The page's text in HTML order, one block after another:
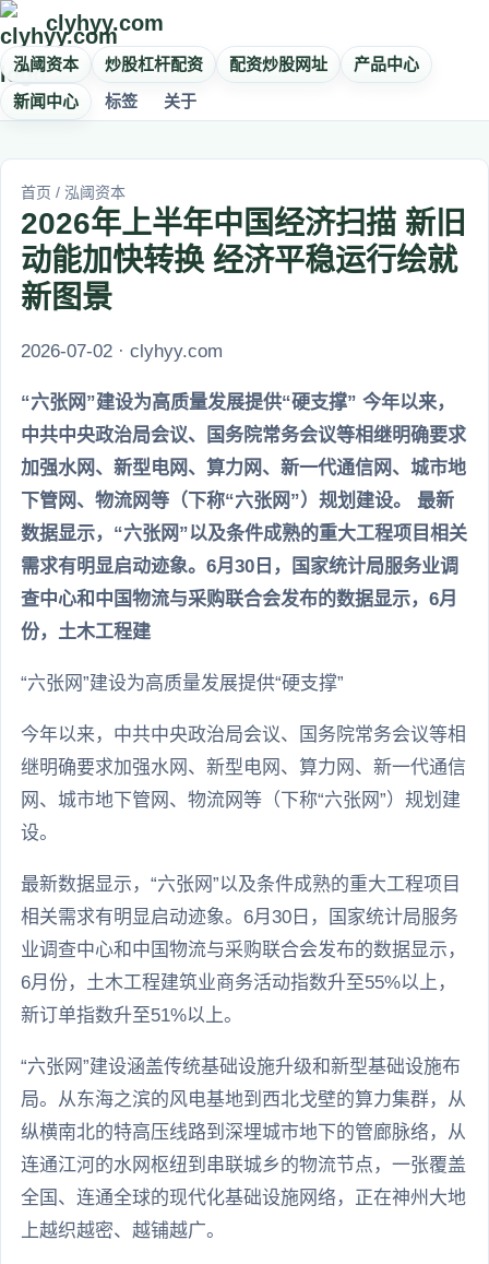
clyhyy.com
泓阈资本 炒股杠杆配资 配资炒股网址
产品中心
新闻中心
标签 关于
首页 / 泓阈资本
2026年上半年中国经济扫描 新旧
动能加快转换 经济平稳运行绘就
新图景
2026-07-02 · clyhyy.com
“六张网”建设为高质量发展提供“硬支撑” 今年以来，
中共中央政治局会议、国务院常务会议等相继明确要求
加强水网、新型电网、算力网、新一代通信网、城市地
下管网、物流网等（下称“六张网”）规划建设。 最新
数据显示，“六张网”以及条件成熟的重大工程项目相关
需求有明显启动迹象。6月30日，国家统计局服务业调
查中心和中国物流与采购联合会发布的数据显示，6月
份，土木工程建
“六张网”建设为高质量发展提供“硬支撑”
今年以来，中共中央政治局会议、国务院常务会议等相
继明确要求加强水网、新型电网、算力网、新一代通信
网、城市地下管网、物流网等（下称“六张网”）规划建
设。
最新数据显示，“六张网”以及条件成熟的重大工程项目
相关需求有明显启动迹象。6月30日，国家统计局服务
业调查中心和中国物流与采购联合会发布的数据显示，
6月份，土木工程建筑业商务活动指数升至55%以上，
新订单指数升至51%以上。
“六张网”建设涵盖传统基础设施升级和新型基础设施布
局。从东海之滨的风电基地到西北戈壁的算力集群，从
纵横南北的特高压线路到深埋城市地下的管廊脉络，从
连通江河的水网枢纽到串联城乡的物流节点，一张覆盖
全国、连通全球的现代化基础设施网络，正在神州大地
上越织越密、越铺越广。